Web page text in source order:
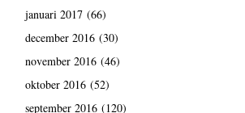
januari 2017(66)
december 2016(30)
november 2016(46)
oktober 2016(52)
september 2016(120)